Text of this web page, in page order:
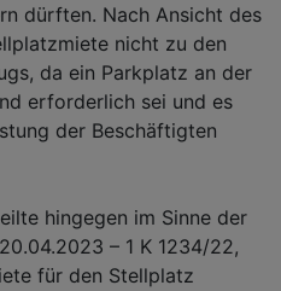
dürften. Nach Ansicht des
nicht zu den
da ein Parkplatz an der
erforderlich sei und es
der Beschäftigten
hingegen im Sinne der
– 1 K 1234/22,
für den Stellplatz